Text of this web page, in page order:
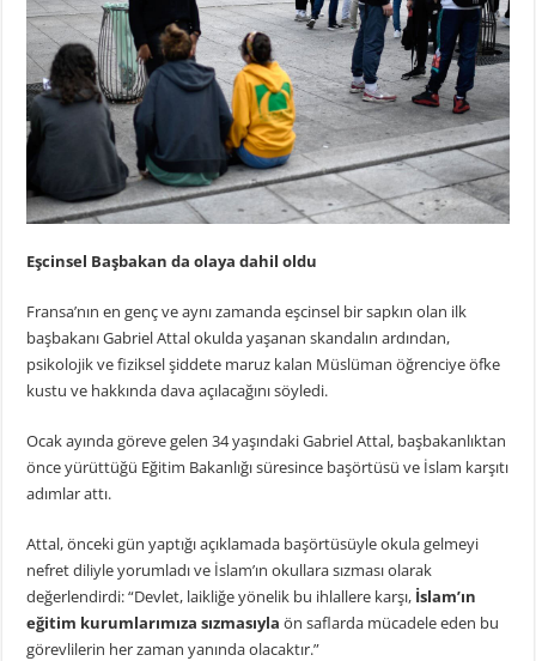
Eşcinsel Başbakan da olaya dahil oldu
Fransa’nın en genç ve aynı zamanda eşcinsel bir sapkın olan ilk
başbakanı Gabriel Attal okulda yaşanan skandalın ardından,
psikolojik ve fiziksel şiddete maruz kalan Müslüman öğrenciye öfke
kustu ve hakkında dava açılacağını söyledi.
Ocak ayında göreve gelen 34 yaşındaki Gabriel Attal, başbakanlıktan
önce yürüttüğü Eğitim Bakanlığı süresince başörtüsü ve İslam karşıtı
adımlar attı.
Attal, önceki gün yaptığı açıklamada başörtüsüyle okula gelmeyi
nefret diliyle yorumladı ve İslam’ın okullara sızması olarak
değerlendirdi: “Devlet, laikliğe yönelik bu ihlallere karşı, İslam’ın
eğitim kurumlarımıza sızmasıyla ön saflarda mücadele eden bu
görevlilerin her zaman yanında olacaktır.”